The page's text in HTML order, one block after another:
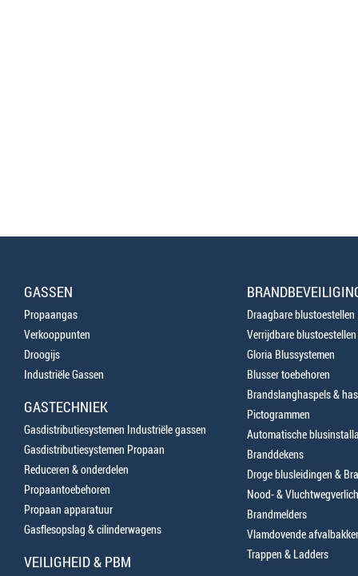
GASSEN
Propaangas
Verkooppunten
Droogijs
Industriële Gassen
GASTECHNIEK
Gasdistributiesystemen Industriële gassen
Gasdistributiesystemen Propaan
Reduceren & onderdelen
Propaantoebehoren
Propaan apparatuur
Gasflesopslag & cilinderwagens
VEILIGHEID & PBM
Draagbare blustoestellen
Verrijdbare blustoestellen
Gloria Blussystemen
Blusser toebehoren
Brandslanghaspels &
Pictogrammen
Automatische
Branddekens
Droge blusleidingen &
Nood- &
Brandmelders
Vlamdovende
Trappen & Ladders